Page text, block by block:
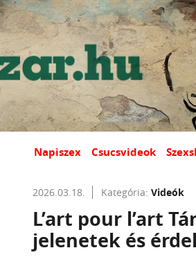
Napiszex Csucsvideok
2026.03.18. Kategória: Videók
L’art pour l’art
jelenetek és